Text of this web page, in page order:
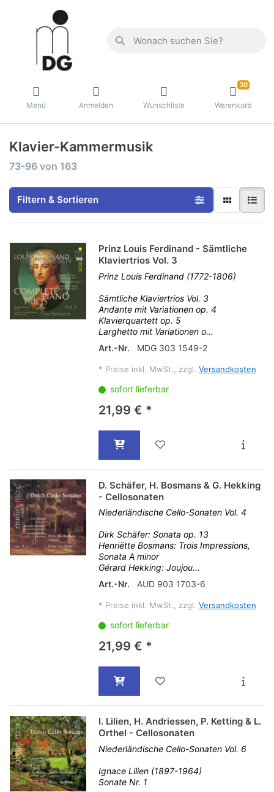
Menü Anmelden Wunschliste
30
Warenkorb
Klavier-Kammermusik
73-96 von 163
Filtern & Sortieren
Prinz Louis Ferdinand - Sämtliche
Klaviertrios Vol. 3
Prinz Louis Ferdinand (1772-1806)
Sämtliche Klaviertrios Vol. 3
Andante mit Variationen op. 4
Klavierquartett op. 5
Larghetto mit Variationen o...
Art.-Nr.
MDG 303 1549-2
* Preise inkl. MwSt., zzgl. Versandkosten
sofort lieferbar
21,99 € *
D. Schäfer, H. Bosmans & G. Hekking
- Cellosonaten
Niederländische Cello-Sonaten Vol. 4
Dirk Schäfer: Sonata op. 13
Henriëtte Bosmans: Trois Impressions,
Sonata A minor
Gérard Hekking: Joujou...
Art.-Nr.
AUD 903 1703-6
* Preise inkl. MwSt., zzgl. Versandkosten
sofort lieferbar
21,99 € *
I. Lilien, H. Andriessen, P. Ketting & L.
Orthel - Cellosonaten
Niederländische Cello-Sonaten Vol. 6
Ignace Lilien (1897-1964)
Sonate Nr. 1